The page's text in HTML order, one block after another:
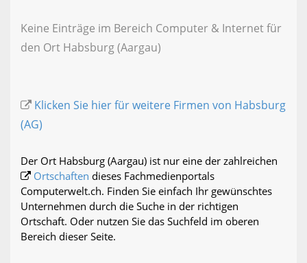
Keine Einträge im Bereich Computer & Internet für
den Ort Habsburg (Aargau)
Klicken Sie hier für weitere Firmen von Habsburg
(AG)
Der Ort Habsburg (Aargau) ist nur eine der zahlreichen
Ortschaften dieses Fachmedienportals
Computerwelt.ch. Finden Sie einfach Ihr gewünschtes
Unternehmen durch die Suche in der richtigen
Ortschaft. Oder nutzen Sie das Suchfeld im oberen
Bereich dieser Seite.